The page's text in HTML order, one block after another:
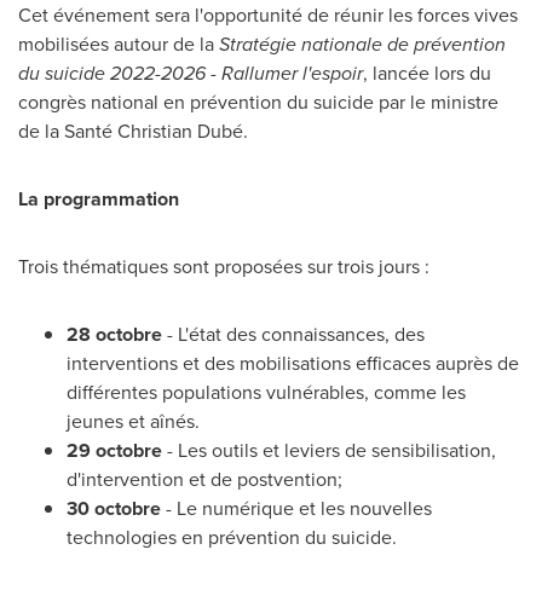
Cet événement sera l'opportunité de réunir les forces vives
mobilisées autour de laStratégie nationale de prévention
du suicide 2022-2026 - Rallumer l'espoir, lancée lors du
congrès national en prévention du suicide par le ministre
de la Santé Christian Dubé.
La programmation
Trois thématiques sont proposées sur trois jours :
28 octobre- L'état des connaissances, des
interventions et des mobilisations efficaces auprès de
différentes populations vulnérables, comme les
jeunes et aînés.
29 octobre- Les outils et leviers de sensibilisation,
d'intervention et de postvention;
30 octobre- Le numérique et les nouvelles
technologies en prévention du suicide.